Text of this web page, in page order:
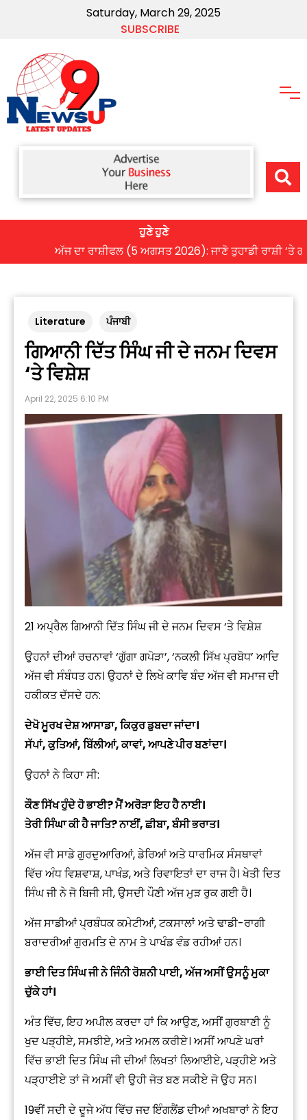
Saturday, March 29, 2025
SUBSCRIBE
ਹੁਣੇ ਹੁਣੇ
ਅੱਜ ਦਾ ਰਾਸ਼ੀਫਲ (5 ਅਗਸਤ 2026): ਜਾਣੋ ਤੁਹਾਡੀ ਰਾਸ਼ੀ ‘ਤੇ ਗ੍ਰਹਿਆਂ
Literature ਪੰਜਾਬੀ
ਗਿਆਨੀ ਦਿੱਤ ਸਿੰਘ ਜੀ ਦੇ ਜਨਮ ਦਿਵਸ
‘ਤੇ ਵਿਸ਼ੇਸ਼
April 22, 2025 6:10 PM
21 ਅਪ੍ਰੈਲ ਗਿਆਨੀ ਦਿੱਤ ਸਿੰਘ ਜੀ ਦੇ ਜਨਮ ਦਿਵਸ ‘ਤੇ ਵਿਸ਼ੇਸ਼
ਉਹਨਾਂ ਦੀਆਂ ਰਚਨਾਵਾਂ ‘ਗੁੱਗਾ ਗਪੋੜਾ’, ‘ਨਕਲੀ ਸਿੱਖ ਪ੍ਰਬੋਧ’ ਆਦਿ
ਅੱਜ ਵੀ ਸੰਬੰਧਤ ਹਨ। ਉਹਨਾਂ ਦੇ ਲਿਖੇ ਕਾਵਿ ਬੰਦ ਅੱਜ ਵੀ ਸਮਾਜ ਦੀ
ਹਕੀਕਤ ਦੱਸਦੇ ਹਨ:
ਦੇਖੋ ਮੂਰਖ ਦੇਸ਼ ਆਸਾਡਾ, ਕਿਕੁਰ ਡੁਬਦਾ ਜਾਂਦਾ।
ਸੱਪਾਂ, ਕੁਤਿਆਂ, ਬਿੱਲੀਆਂ, ਕਾਵਾਂ, ਆਪਣੇ ਪੀਰ ਬਣਾਂਦਾ।
ਉਹਨਾਂ ਨੇ ਕਿਹਾ ਸੀ:
ਕੌਣ ਸਿੱਖ ਹੁੰਦੇ ਹੋ ਭਾਈ? ਮੈਂ ਅਰੋੜਾ ਇਹ ਹੈ ਨਾਈ।
ਤੇਰੀ ਸਿੰਘਾ ਕੀ ਹੈ ਜਾਤਿ? ਨਾਈਂ, ਛੀਬਾ, ਬੰਸੀ ਭਰਾਤ।
ਅੱਜ ਵੀ ਸਾਡੇ ਗੁਰਦੁਆਰਿਆਂ, ਡੇਰਿਆਂ ਅਤੇ ਧਾਰਮਿਕ ਸੰਸਥਾਵਾਂ
ਵਿੱਚ ਅੰਧ ਵਿਸ਼ਵਾਸ਼, ਪਾਖੰਡ, ਅਤੇ ਰਿਵਾਇਤਾਂ ਦਾ ਰਾਜ ਹੈ। ਖੇਤੀ ਦਿਤ
ਸਿੰਘ ਜੀ ਨੇ ਜੋ ਬਿਜੀ ਸੀ, ਉਸਦੀ ਪੌਣੀ ਅੱਜ ਮੁੜ ਰੁਕ ਗਈ ਹੈ।
ਅੱਜ ਸਾਡੀਆਂ ਪ੍ਰਬੰਧਕ ਕਮੇਟੀਆਂ, ਟਕਸਾਲਾਂ ਅਤੇ ਢਾਡੀ-ਰਾਗੀ
ਬਰਾਦਰੀਆਂ ਗੁਰਮਤਿ ਦੇ ਨਾਮ ਤੇ ਪਾਖੰਡ ਵੰਡ ਰਹੀਆਂ ਹਨ।
ਭਾਈ ਦਿਤ ਸਿੰਘ ਜੀ ਨੇ ਜਿੰਨੀ ਰੋਸ਼ਨੀ ਪਾਈ, ਅੱਜ ਅਸੀਂ ਉਸਨੂੰ ਮੁਕਾ
ਚੁੱਕੇ ਹਾਂ।
ਅੰਤ ਵਿੱਚ, ਇਹ ਅਪੀਲ ਕਰਦਾ ਹਾਂ ਕਿ ਆਉਣ, ਅਸੀਂ ਗੁਰਬਾਣੀ ਨੂੰ
ਖੁਦ ਪੜ੍ਹੀਏ, ਸਮਝੀਏ, ਅਤੇ ਅਮਲ ਕਰੀਏ। ਅਸੀਂ ਆਪਣੇ ਘਰਾਂ
ਵਿੱਚ ਭਾਈ ਦਿਤ ਸਿੰਘ ਜੀ ਦੀਆਂ ਲਿਖਤਾਂ ਲਿਆਈਏ, ਪੜ੍ਹੀਏ ਅਤੇ
ਪੜ੍ਹਾਈਏ ਤਾਂ ਜੋ ਅਸੀਂ ਵੀ ਉਹੀ ਜੋਤ ਬਣ ਸਕੀਏ ਜੋ ਉਹ ਸਨ।
19ਵੀਂ ਸਦੀ ਦੇ ਦੂਜੇ ਅੱਧ ਵਿੱਚ ਜਦ ਇੰਗਲੈਂਡ ਦੀਆਂ ਅਖਬਾਰਾਂ ਨੇ ਇਹ